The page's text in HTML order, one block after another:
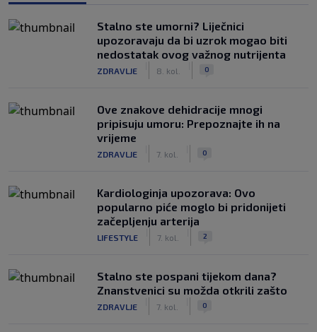
Stalno ste umorni? Liječnici
upozoravaju da bi uzrok mogao biti
nedostatak ovog važnog nutrijenta
ZDRAVLJE 8. kol. 0
Ove znakove dehidracije mnogi
pripisuju umoru: Prepoznajte ih na
vrijeme
ZDRAVLJE 7. kol. 0
Kardiologinja upozorava: Ovo
popularno piće moglo bi pridonijeti
začepljenju arterija
LIFESTYLE 7. kol. 2
Stalno ste pospani tijekom dana?
Znanstvenici su možda otkrili zašto
ZDRAVLJE 7. kol. 0